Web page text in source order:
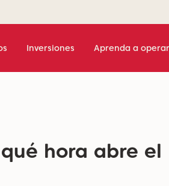
Inversiones Aprenda a operar
hora abre el